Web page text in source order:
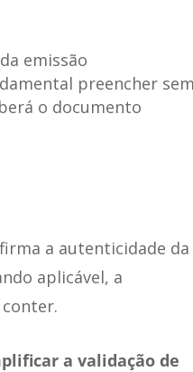
emissão
preencher sem
o documento
a autenticidade da
aplicável, a
a validação de